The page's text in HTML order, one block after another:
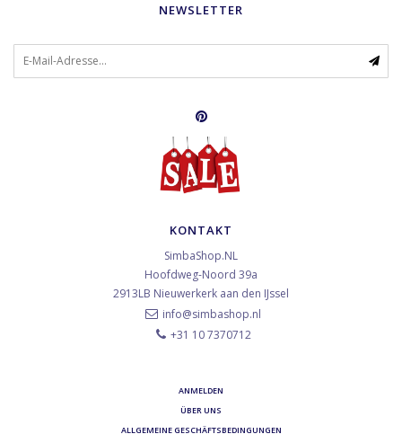
NEWSLETTER
KONTAKT
SimbaShop.NL
Hoofdweg-Noord 39a
2913LB Nieuwerkerk aan den IJssel
info@simbashop.nl
+31 10 7370712
ANMELDEN
ÜBER UNS
ALLGEMEINE GESCHÄFTSBEDINGUNGEN